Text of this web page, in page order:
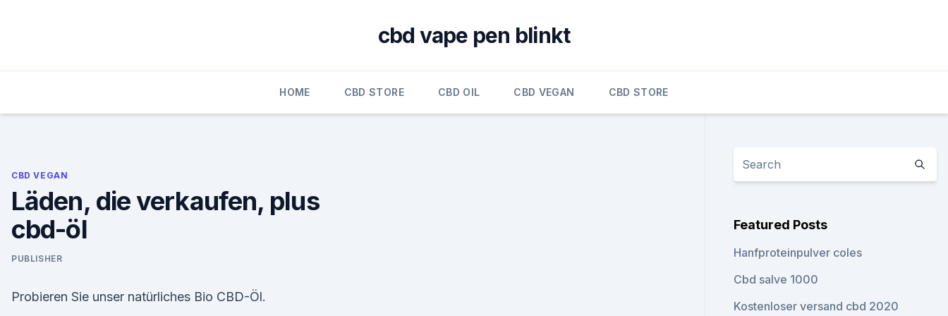
cbd vape pen blinkt
HOME CBD STORE CBD OIL CBD VEGAN CBD STORE
CBD VEGAN
Läden, die verkaufen, plus
cbd-öl
PUBLISHER
Probieren Sie unser natürliches Bio CBD-Öl.
Featured Posts
Hanfproteinpulver coles
Cbd salve 1000
Kostenloser versand cbd 2020